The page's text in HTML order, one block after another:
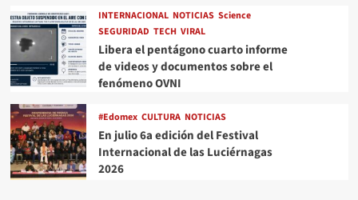
INTERNACIONAL NOTICIAS Science
SEGURIDAD TECH VIRAL
Libera el pentágono cuarto informe
de videos y documentos sobre el
fenómeno OVNI
#Edomex CULTURA NOTICIAS
En julio 6a edición del Festival
Internacional de las Luciérnagas
2026